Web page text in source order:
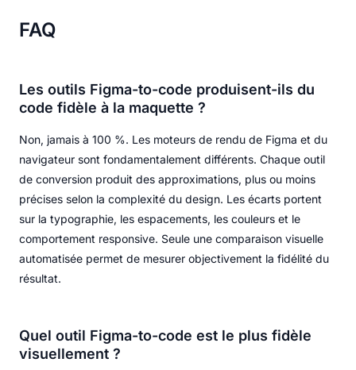
FAQ
Les outils Figma-to-code produisent-ils du
code fidèle à la maquette ?
Non, jamais à 100 %. Les moteurs de rendu de Figma et du
navigateur sont fondamentalement différents. Chaque outil
de conversion produit des approximations, plus ou moins
précises selon la complexité du design. Les écarts portent
sur la typographie, les espacements, les couleurs et le
comportement responsive. Seule une comparaison visuelle
automatisée permet de mesurer objectivement la fidélité du
résultat.
Quel outil Figma-to-code est le plus fidèle
visuellement ?